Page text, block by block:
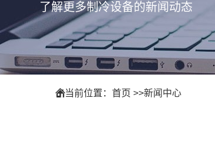
了解更多制冷设备的新闻动态
当前位置：首页 >>新闻中心